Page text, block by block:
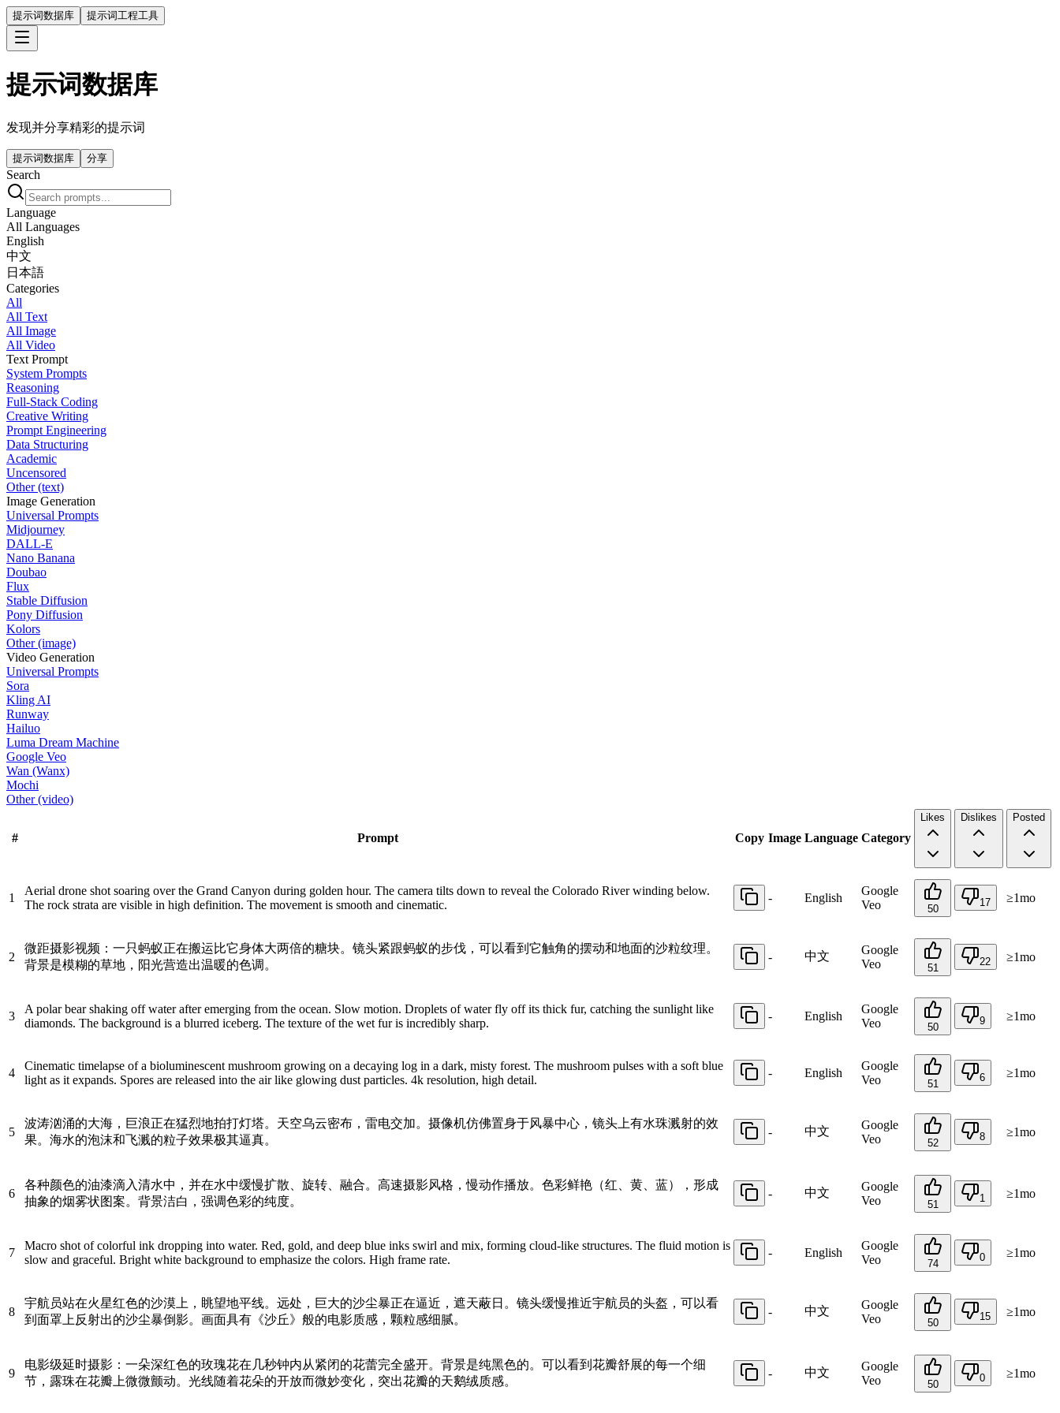
提示词数据库 提示词工程工具
提示词数据库
发现并分享精彩的提示词
提示词数据库 分享
Search
Language
All Languages
English
中文
日本語
Categories
All
All Text
All Image
All Video
Text Prompt
System Prompts
Reasoning
Full-Stack Coding
Creative Writing
Prompt Engineering
Data Structuring
Academic
Uncensored
Other (text)
Image Generation
Universal Prompts
Midjourney
DALL-E
Nano Banana
Doubao
Flux
Stable Diffusion
Pony Diffusion
Kolors
Other (image)
Video Generation
Universal Prompts
Sora
Kling AI
Runway
Hailuo
Luma Dream Machine
Google Veo
Wan (Wanx)
Mochi
Other (video)
# Prompt Copy Image Language Category
Likes Dislikes Posted
1
Aerial drone shot soaring over the Grand Canyon during golden hour. The camera tilts down to reveal the Colorado River winding below.
The rock strata are visible in high definition. The movement is smooth and cinematic.
- English
Google
Veo
50
17 ≥1mo
2
微距摄影视频：一只蚂蚁正在搬运比它身体大两倍的糖块。镜头紧跟蚂蚁的步伐，可以看到它触角的摆动和地面的沙粒纹理。
背景是模糊的草地，阳光营造出温暖的色调。
- 中文
Google
Veo
51
22 ≥1mo
3
A polar bear shaking off water after emerging from the ocean. Slow motion. Droplets of water fly off its thick fur, catching the sunlight like
diamonds. The background is a blurred iceberg. The texture of the wet fur is incredibly sharp.
- English
Google
Veo
50
9 ≥1mo
4
Cinematic timelapse of a bioluminescent mushroom growing on a decaying log in a dark, misty forest. The mushroom pulses with a soft blue
light as it expands. Spores are released into the air like glowing dust particles. 4k resolution, high detail.
- English
Google
Veo
51
6 ≥1mo
5
波涛汹涌的大海，巨浪正在猛烈地拍打灯塔。天空乌云密布，雷电交加。摄像机仿佛置身于风暴中心，镜头上有水珠溅射的效
果。海水的泡沫和飞溅的粒子效果极其逼真。
- 中文
Google
Veo
52
8 ≥1mo
6
各种颜色的油漆滴入清水中，并在水中缓慢扩散、旋转、融合。高速摄影风格，慢动作播放。色彩鲜艳（红、黄、蓝），形成
抽象的烟雾状图案。背景洁白，强调色彩的纯度。
- 中文
Google
Veo
51
1 ≥1mo
7
Macro shot of colorful ink dropping into water. Red, gold, and deep blue inks swirl and mix, forming cloud-like structures. The fluid motion is
slow and graceful. Bright white background to emphasize the colors. High frame rate.
- English
Google
Veo
74
0 ≥1mo
8
宇航员站在火星红色的沙漠上，眺望地平线。远处，巨大的沙尘暴正在逼近，遮天蔽日。镜头缓慢推近宇航员的头盔，可以看
到面罩上反射出的沙尘暴倒影。画面具有《沙丘》般的电影质感，颗粒感细腻。
- 中文
Google
Veo
50
15 ≥1mo
9
电影级延时摄影：一朵深红色的玫瑰花在几秒钟内从紧闭的花蕾完全盛开。背景是纯黑色的。可以看到花瓣舒展的每一个细
节，露珠在花瓣上微微颤动。光线随着花朵的开放而微妙变化，突出花瓣的天鹅绒质感。
- 中文
Google
Veo
50
0 ≥1mo